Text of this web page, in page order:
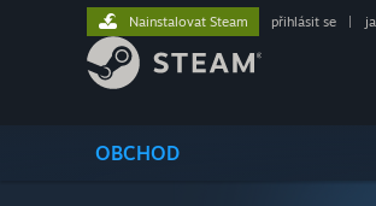
OBCHOD
Nainstalovat Steam přihlásit se